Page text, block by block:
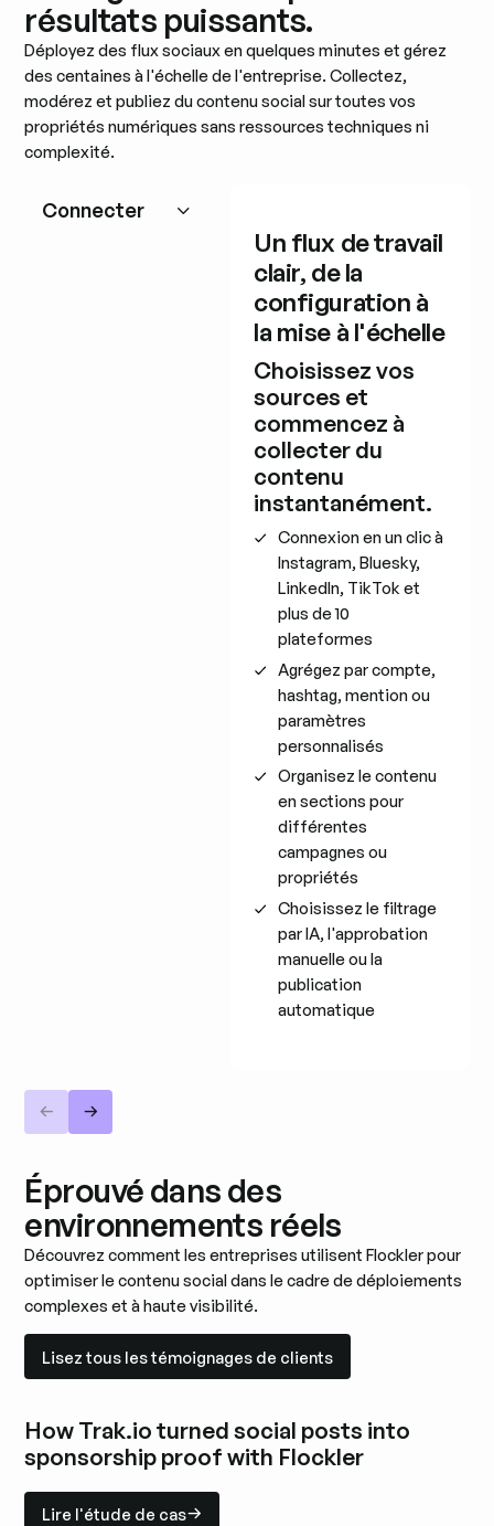
résultats puissants.
Déployez des flux sociaux en quelques minutes et gérez
des centaines à l'échelle de l'entreprise. Collectez,
modérez et publiez du contenu social sur toutes vos
propriétés numériques sans ressources techniques ni
complexité.
Connecter
Un flux de travail
clair, de la
configuration à
la mise à l'échelle
Choisissez vos
sources et
commencez à
collecter du
contenu
instantanément.
Connexion en un clic à
Instagram, Bluesky,
LinkedIn, TikTok et
plus de 10
plateformes
Agrégez par compte,
hashtag, mention ou
paramètres
personnalisés
Organisez le contenu
en sections pour
différentes
campagnes ou
propriétés
Choisissez le filtrage
par IA, l'approbation
manuelle ou la
publication
automatique
Éprouvé dans des
environnements réels
Découvrez comment les entreprises utilisent Flockler pour
optimiser le contenu social dans le cadre de déploiements
complexes et à haute visibilité.
Lisez tous les témoignages de clients
How Trak.io turned social posts into
sponsorship proof with Flockler
Lire l'étude de cas